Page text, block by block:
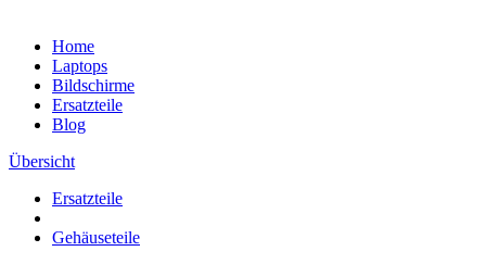
Home
Laptops
Bildschirme
Ersatzteile
Blog
Übersicht
Ersatzteile
Gehäuseteile